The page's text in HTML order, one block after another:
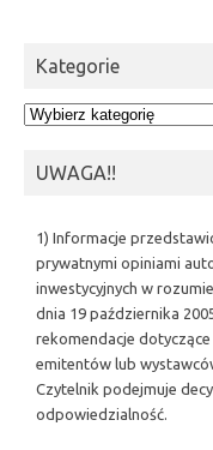
Kategorie
Kategorie
UWAGA!!
1) Informacje
prywatnymi opiniami
inwestycyjnych w
dnia 19 października
rekomendacje
emitentów lub
Czytelnik podejmuje
odpowiedzialność.